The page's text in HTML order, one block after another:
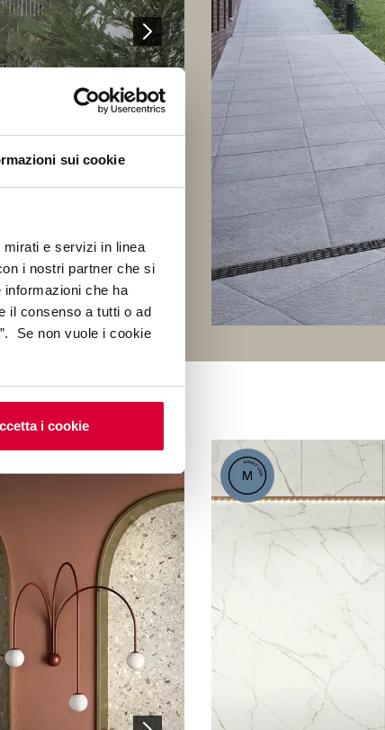
sui cookie
e servizi in linea
i nostri partner che si
informazioni che ha
il consenso a tutti o ad
Se non vuole i cookie
i cookie